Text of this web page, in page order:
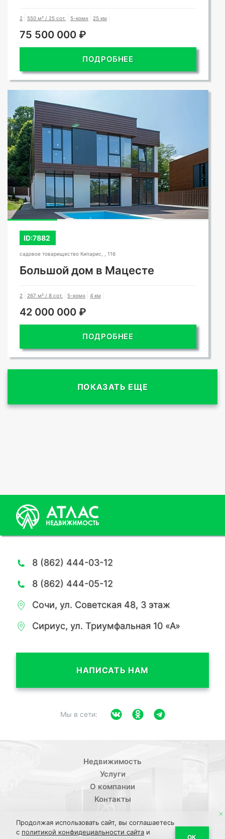
2 550 м² / 25 сот. 5-комн 25 км
75 500 000 ₽
ПОДРОБНЕЕ
ID:7882
садовое товарищество Кипарис, , 116
Большой дом в Мацесте
2 267 м² / 8 сот. 5-комн 4 км
42 000 000 ₽
ПОДРОБНЕЕ
ПОКАЗАТЬ ЕЩЕ
8 (862) 444-03-12
8 (862) 444-05-12
Сочи, ул. Советская 48, 3 этаж
Сириус, ул. Триумфальная 10 «А»
НАПИСАТЬ НАМ
Мы в сети:
Недвижимость
Услуги
О компании
Контакты
Продолжая использовать сайт, вы соглашаетесь
с политикой конфидециальности сайта и
ОК